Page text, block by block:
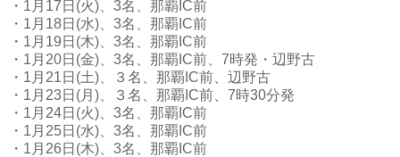
・1月17日(火)、3名、那覇IC前
・1月18日(水)、3名、那覇IC前
・1月19日(木)、3名、那覇IC前
・1月20日(金)、3名、那覇IC前、7時発・辺野古
・1月21日(土)、３名、那覇IC前、辺野古
・1月23日(月)、３名、那覇IC前、7時30分発
・1月24日(火)、3名、那覇IC前
・1月25日(水)、3名、那覇IC前
・1月26日(木)、3名、那覇IC前